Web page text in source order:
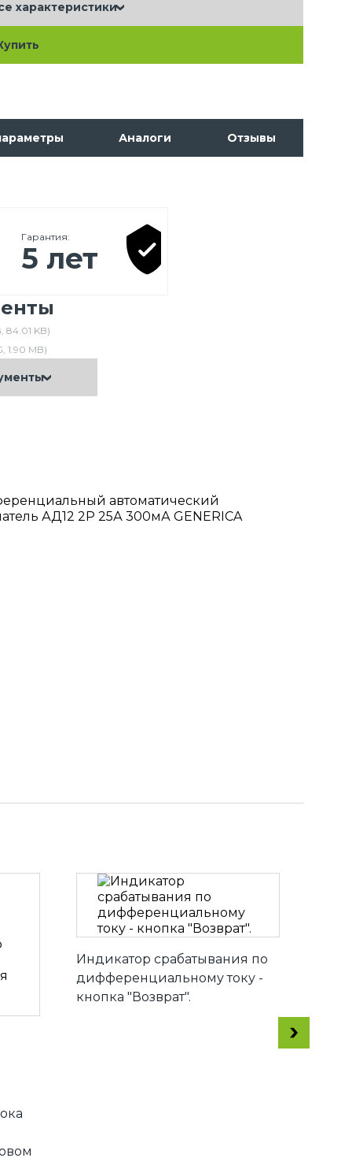
характеристики
Аналоги Отзывы
Гарантия:
5 лет
84.01 KB)
1.90 MB)
Индикатор срабатывания по
дифференциальному току -
кнопка "Возврат".